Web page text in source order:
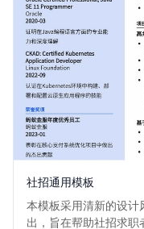
社招通用模板
本模板采用清新的设计
出，旨在帮助社招求职